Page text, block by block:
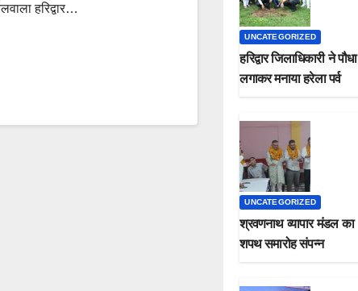
हरिद्वार…
UNCATEGORIZED
हरिद्वार जिलाधिकारी ने पौधा
लगाकर मनाया हरेला पर्व
UNCATEGORIZED
श्रवणनाथ व्यापार मंडल का
शपथ समारोह संपन्न